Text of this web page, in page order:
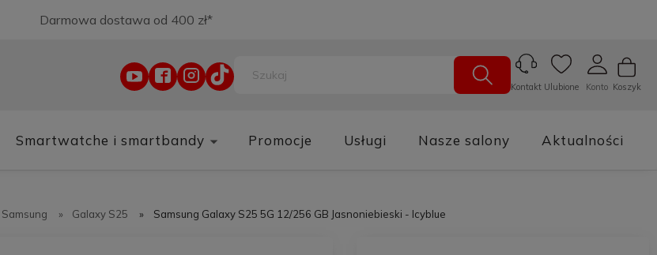
Darmowa dostawa od 400 zł*
Koszyk
Konto
Ulubione
Kontakt
Smartwatche i smartbandy Promocje Usługi Nasze salony Aktualności
Samsung » Galaxy S25 » Samsung Galaxy S25 5G 12/256 GB Jasnoniebieski - Icyblue